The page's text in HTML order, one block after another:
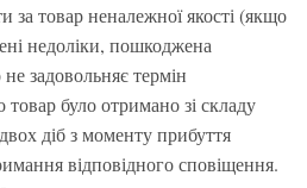
за товар неналежної якості (якщо
недоліки, пошкоджена
задовольняє термін
було отримано зі складу
діб з моменту прибуття
відповідного сповіщення.